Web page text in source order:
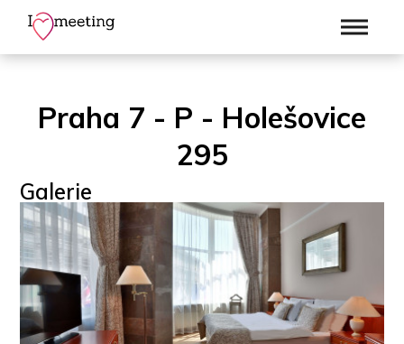
Praha 7 - P - Holešovice
295
Galerie